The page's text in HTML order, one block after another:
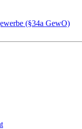
(§34a GewO)